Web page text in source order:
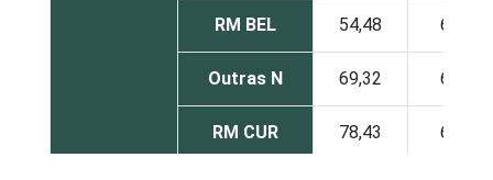
RM BEL 54,48 63,81
Outras N 69,32 61,32
RM CUR 78,43 61,05